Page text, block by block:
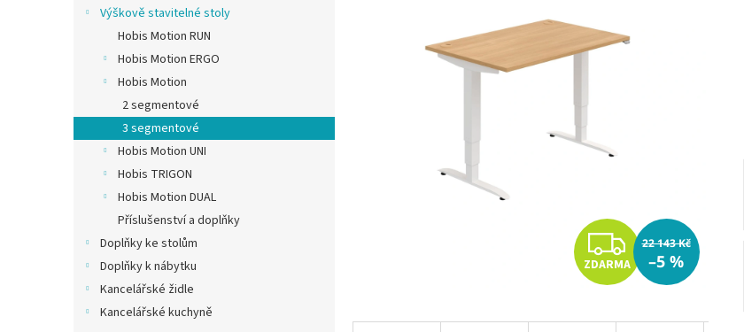
l
Výškově stavitelné stoly
Hobis Motion RUN
Hobis Motion ERGO
Hobis Motion
2 segmentové
3 segmentové
Hobis Motion UNI
Hobis TRIGON
Hobis Motion DUAL
Příslušenství a doplňky
Doplňky ke stolům
Doplňky k nábytku
Kancelářské židle
Kancelářské kuchyně
Z
D
A
ZDARMA
22 143 Kč
–5 %